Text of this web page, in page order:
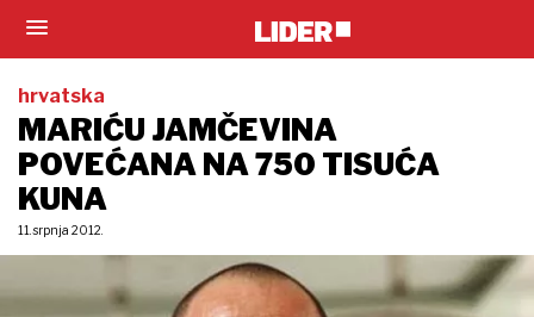
hrvatska
MARIĆU JAMČEVINA
POVEĆANA NA 750 TISUĆA
KUNA
11. srpnja 2012.